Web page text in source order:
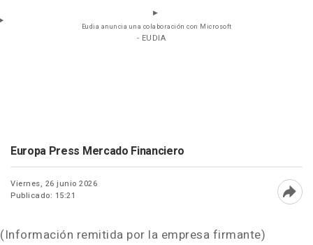
Eudia anuncia una colaboración con Microsoft
- EUDIA
Europa Press Mercado Financiero
Viernes, 26 junio 2026
Publicado: 15:21
(Información remitida por la empresa firmante)